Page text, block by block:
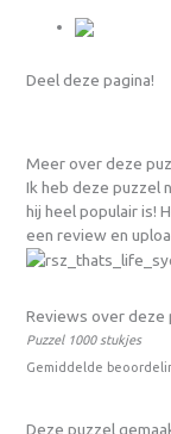
Deel deze pagina!
Meer over deze
Ik heb deze puzzel
hij heel populair is!
een review en
Reviews over deze
Puzzel 1000 stukjes
Gemiddelde
Deze puzzel